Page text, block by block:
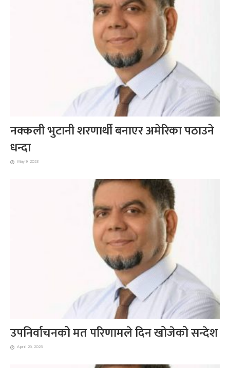
नक्कली भुटानी शरणार्थी बनाएर अमेरिका पठाउने
धन्दा
May 9, 2023
उपनिर्वाचनको मत परिणामले दिन खोजेको सन्देश
April 26, 2023